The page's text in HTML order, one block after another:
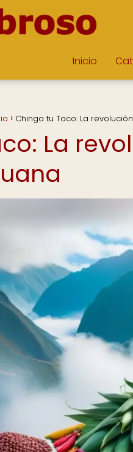
Inicio
Chinga tu Taco: La
La